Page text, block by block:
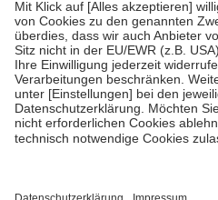
fallenkeine Zuzahlungenan bei:
• Kindern und Jugendlichen bis
mit Ausnahme der Fahrkosten
• Untersuchungen zur Vorsorge
GKV getragen werden
• empfohlenen Schutzimpfungen
• Harn- und Blutteststreifen
getroffen, um sicherzustellen, dass